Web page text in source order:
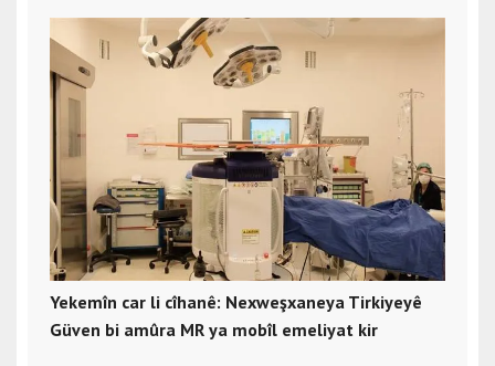
Yekemîn car li cîhanê: Nexweşxaneya Tirkiyeyê
Güven bi amûra MR ya mobîl emeliyat kir